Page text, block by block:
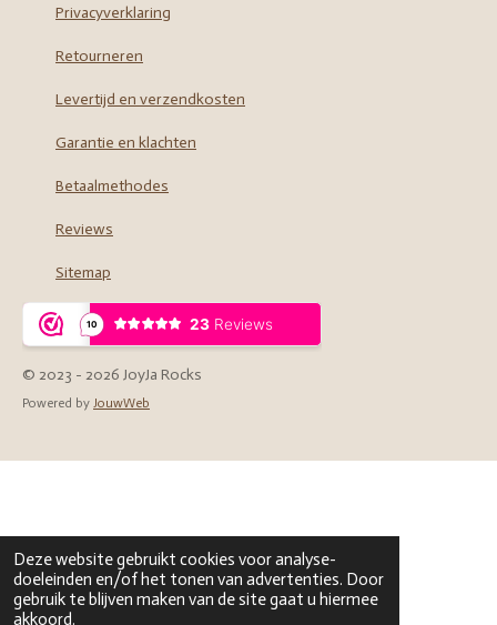
Deze website gebruikt cookies voor analyse-
doeleinden en/of het tonen van advertenties. Door
gebruik te blijven maken van de site gaat u hiermee
akkoord.
k
a
Privacyverklaring
Retourneren
Levertijd en verzendkosten
Garantie en klachten
Betaalmethodes
Reviews
Sitemap
© 2023 - 2026 JoyJa Rocks
Powered by JouwWeb